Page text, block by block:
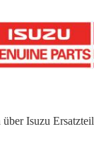
Isuzu